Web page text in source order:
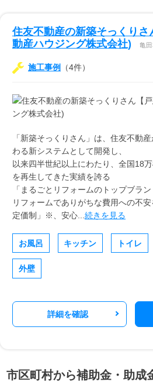
住友不動産の新築そっくり
動産ハウジング株式会社)
亀
施工事例 （4件）
「新築そっくりさん」は、住友不動
わる新システムとして開発し、
以来四半世紀以上にわたり、全国18
を再生してきた実績を誇る
「まるごとリフォームのトップブラン
リフォームでありがちな費用への不
定価制」※、安心... 続きを見る
お風呂 キッチン トイレ
外壁
詳細を確認
市区町村から補助金・助成